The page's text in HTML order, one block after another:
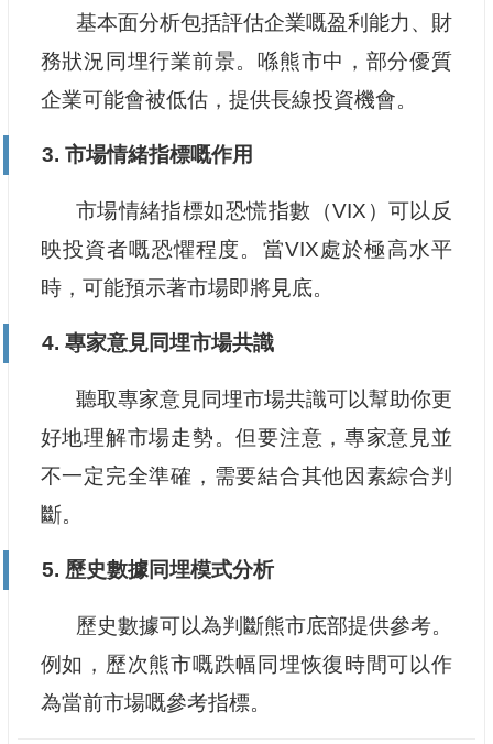
基本面分析包括評估企業嘅盈利能力、財
務狀況同埋行業前景。喺熊市中，部分優質
企業可能會被低估，提供長線投資機會。
3. 市場情緒指標嘅作用
市場情緒指標如恐慌指數（VIX）可以反
映投資者嘅恐懼程度。當VIX處於極高水平
時，可能預示著市場即將見底。
4. 專家意見同埋市場共識
聽取專家意見同埋市場共識可以幫助你更
好地理解市場走勢。但要注意，專家意見並
不一定完全準確，需要結合其他因素綜合判
斷。
5. 歷史數據同埋模式分析
歷史數據可以為判斷熊市底部提供參考。
例如，歷次熊市嘅跌幅同埋恢復時間可以作
為當前市場嘅參考指標。